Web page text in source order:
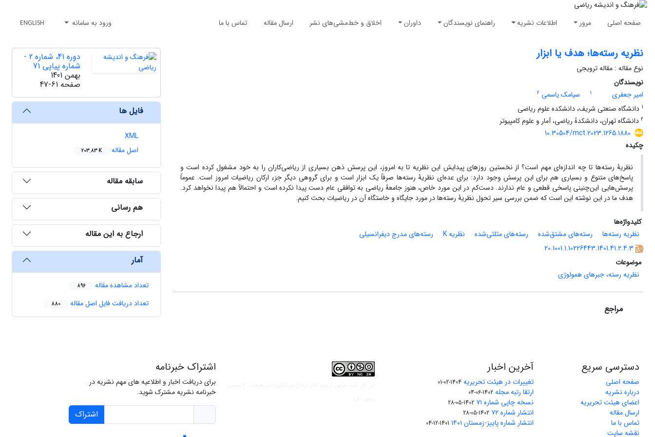
صفحه اصلی مرور اطلاعات نشریه راهنمای نویسندگان داوران اخلاق و خط‌مشی‌های نشر ارسال مقاله تماس با ما ورود به سامانه ENGLISH
نظریه‌ رسته‌ها؛ هدف یا ابزار
نوع مقاله : مقاله ترویجی
نویسندگان
امیر جعفری
1 سیامک یاسمی 2
1 دانشگاه صنعتی شریف، دانشکده علوم ریاضی
2 دانشگاه تهران، دانشکدهٔ ریاضی، آمار و علوم کامپیوتر
10.30504/mct.2023.1265.1880
چکیده
نظریۀ رسته‌ها تا چه اندازه‌ای مهم است؟ از نخستین روزهای پیدایش این نظریه تا به امروز، این پرسش ذهن بسیاری از ریاضی‌‌کاران را به خود مشغول کرده است و
پاسخ‌های متنوع و بسیاری هم برای این پرسش وجود دارد: برای عده‌ای نظریۀ رسته‌ها صرفاً یک ابزار است و برای گروهی دیگر ‏جزء ارکان ریاضیات امروز است. عموماً
پرسش‌هایی این‌چنینی پاسخی قطعی و عام ندارند. دست‌کم در این مورد خاص، هنوز جامعۀ ریاضی به توافقی عام دست پیدا نکرده است و احتمالاً هم پیدا نخواهد کرد.
هدف ما در این نوشته این است که ضمن بررسی سیر تحول نظریۀ رسته‌ها در مورد جایگاه و خاستگاه آن در ریاضیات بحث کنیم.
کلیدواژه‌ها
نظریه‌ رسته‌ها
رسته‌های مشتق‌شده رسته‌های مثلثی‌شده نظریه‌ K
رسته‌های مدرج دیفرانسیلی
20.1001.1.10226443.1401.41.2.4.3
موضوعات
نظریه رسته، جبرهای همولوژی
مراجع
دوره 41، شماره 2 -
شماره پیاپی 71
بهمن 1401
صفحه 47-61
فایل ها
XML
اصل مقاله
203.83 K
سابقه مقاله
هم رسانی
ارجاع به این مقاله
آمار
تعداد مشاهده مقاله 896
تعداد دریافت فایل اصل مقاله 880
دسترسی سریع
صفحه اصلی
درباره نشریه
اعضای هیئت تحریریه
ارسال مقاله
تماس با ما
نقشه سایت
آخرین اخبار
تغییرات در هیئت تحریریه 1404-02-01
ارتقا رتبه مجله 1402-06-04
نسخه چاپی شماره ۷۱ 1402-05-28
انتشار شماره ۷۲ 1402-05-28
انتشار شماره پاییز-زمستان ۱۴۰۱ 1401-12-04
اشتراک خبرنامه
برای دریافت اخبار و اطلاعیه های مهم نشریه در
خبرنامه نشریه مشترک شوید.
اشتراک